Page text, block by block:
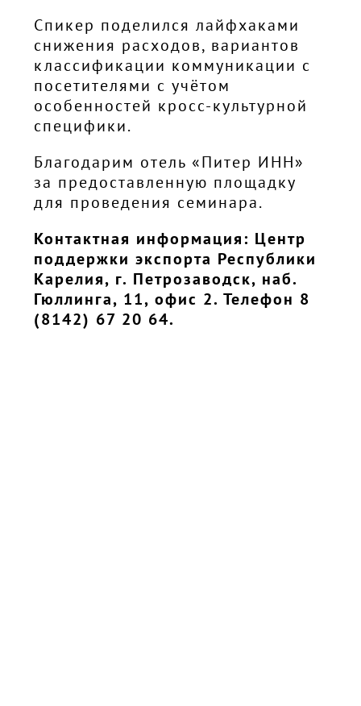
Спикер поделился лайфхаками
снижения расходов, вариантов
классификации коммуникации с
посетителями с учётом
особенностей кросс-культурной
специфики.
Благодарим отель «Питер ИНН»
за предоставленную площадку
для проведения семинара.
Контактная информация: Центр
поддержки экспорта Республики
Карелия, г. Петрозаводск, наб.
Гюллинга, 11, офис 2. Телефон 8
(8142) 67 20 64.